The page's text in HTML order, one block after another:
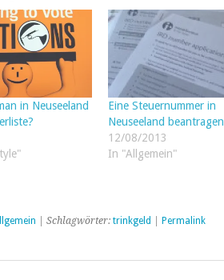
in Neuseeland
Eine Steuernummer in
Neuseeland beantragen
12/08/2013
In "Allgemein"
| Schlagwörter: trinkgeld Permalink